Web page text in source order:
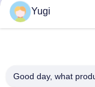
Быстрый
Xingye
Yugi
Good day, what